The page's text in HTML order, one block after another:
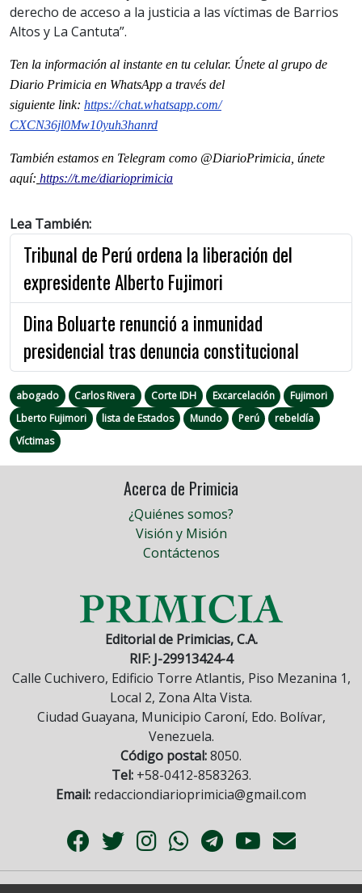
derecho de acceso a la justicia a las víctimas de Barrios
Altos y La Cantuta”.
Ten la información al instante en tu celular. Únete al grupo de
Diario Primicia en WhatsApp a través del
siguiente link: https://chat.whatsapp.com/
CXCN36jl0Mw10yuh3hanrd
También estamos en Telegram como @DiarioPrimicia, únete
aquí: https://t.me/diarioprimicia
Lea También:
Tribunal de Perú ordena la liberación del
expresidente Alberto Fujimori
Dina Boluarte renunció a inmunidad
presidencial tras denuncia constitucional
abogado Carlos Rivera Corte IDH Excarcelación
Fujimori
Lberto Fujimori
lista de Estados Mundo Perú
rebeldía
Víctimas
Acerca de Primicia
¿Quiénes somos?
Visión y Misión
Contáctenos
Editorial de Primicias, C.A.
RIF: J-29913424-4
Calle Cuchivero, Edificio Torre Atlantis, Piso Mezanina 1,
Local 2, Zona Alta Vista.
Ciudad Guayana, Municipio Caroní, Edo. Bolívar,
Venezuela.
Código postal:8050.
Tel:+58-0412-8583263.
Email: redacciondiarioprimicia@gmail.com